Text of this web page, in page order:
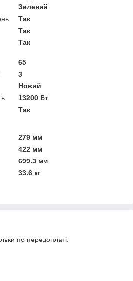
Зелений
Так
Так
Так
65
3
Новий
13200 Вт
Так
279 мм
422 мм
699.3 мм
33.6 кг
по передоплаті.